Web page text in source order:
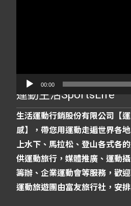
00:00
運動生活SportsLife
生活運動行銷股份有限公司【
感】，帶您用運動走遍世界各
上水下、馬拉松、登山各式各
供運動旅行，媒體推廣、運動
籌辦、企業運動會等服務，歡
運動旅遊團由富友旅行社，安排